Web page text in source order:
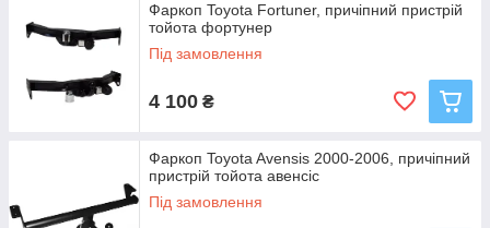
Фаркоп Toyota Fortuner, причіпний пристрій
тойота фортунер
Під замовлення
4 100 ₴
Фаркоп Toyota Avensis 2000-2006, причіпний
пристрій тойота авенсіс
Під замовлення